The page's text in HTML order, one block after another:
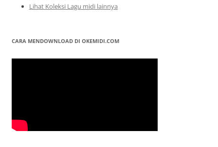
Lihat Koleksi Lagu midi lainnya
CARA MENDOWNLOAD DI OKEMIDI.COM